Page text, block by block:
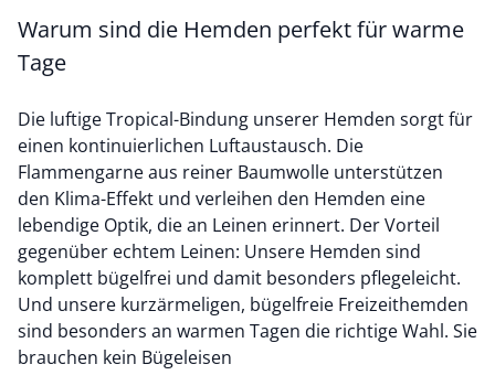
Warum sind die Hemden perfekt für warme
Tage
Die luftige Tropical-Bindung unserer Hemden sorgt für
einen kontinuierlichen Luftaustausch. Die
Flammengarne aus reiner Baumwolle unterstützen
den Klima-Effekt und verleihen den Hemden eine
lebendige Optik, die an Leinen erinnert. Der Vorteil
gegenüber echtem Leinen: Unsere Hemden sind
komplett bügelfrei und damit besonders pflegeleicht.
Und unsere kurzärmeligen, bügelfreie Freizeithemden
sind besonders an warmen Tagen die richtige Wahl. Sie
brauchen kein Bügeleisen